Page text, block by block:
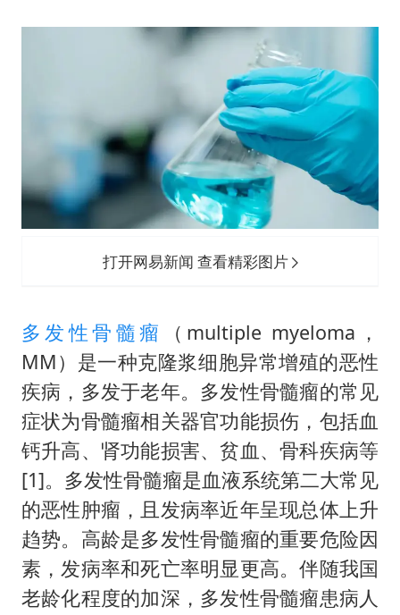
打开网易新闻 查看精彩图片
多发性骨髓瘤
（multiple myeloma，
MM）是一种克隆浆细胞异常增殖的恶性
疾病，多发于老年。多发性骨髓瘤的常见
症状为骨髓瘤相关器官功能损伤，包括血
钙升高、肾功能损害、贫血、骨科疾病等
[1]。多发性骨髓瘤是血液系统第二大常见
的恶性肿瘤，且发病率近年呈现总体上升
趋势。高龄是多发性骨髓瘤的重要危险因
素，发病率和死亡率明显更高。伴随我国
老龄化程度的加深，多发性骨髓瘤患病人